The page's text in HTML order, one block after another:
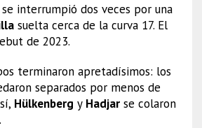
interrumpió dos veces por una
suelta cerca de la curva 17. El
de 2023.
terminaron apretadísimos: los
separados por menos de
Hülkenberg y Hadjarse colaron